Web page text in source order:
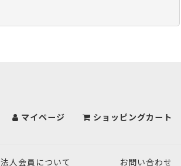
マイページ ショッピングカート
法人会員について お問い合わせ